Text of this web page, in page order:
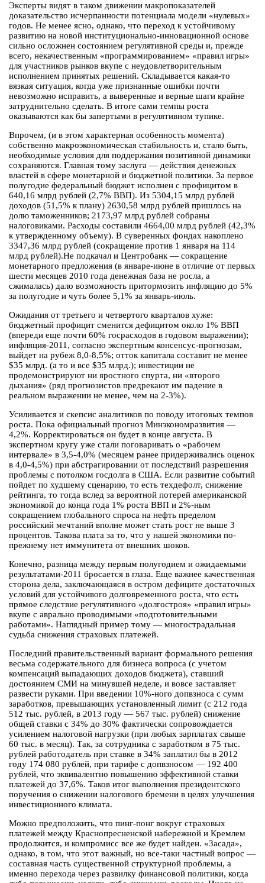
Эксперты видят в таком движении макропоказателей
доказательство исчерпанности потенциала модели «нулевых»
годов. Не менее ясно, однако, что переход к устойчивому
развитию на новой институционально-инновационной основе
сильно осложнен состоянием регулятивной среды и, прежде
всего, некачественным «программированием» «правил игры»
для участников рынков вкупе с неудовлетворительным
исполнением принятых решений. Складывается какая-то
вязкая ситуация, когда уже признанные ошибки почти
невозможно исправить, а выверенные и верные шаги крайне
затруднительно сделать. В итоге сами темпы роста
оказываются как бы запертыми в регулятивном тупике.
Впрочем, (и в этом характерная особенность момента)
собственно макроэкономическая стабильность и, стало быть,
необходимые условия для поддержания позитивной динамики
сохраняются. Главная тому заслуга — действия денежных
властей в сфере монетарной и бюджетной политики. За первое
полугодие федеральный бюджет исполнен с профицитом в
640,16 млрд рублей (2,7% ВВП). Из 5304,15 млрд рублей
доходов (51,5% к плану) 2630,58 млрд рублей пришлось на
долю таможенников; 2173,97 млрд рублей собраны
налоговиками. Расходы составили 4664,00 млрд рублей (42,3%
к утвержденному объему). В суверенных фондах накоплено
3347,36 млрд рублей (сокращение против 1 января на 114
млрд рублей).Не подкачал и Центробанк — сокращение
монетарного предложения (в январе-июне в отличие от первых
шести месяцев 2010 года денежная база не росла, а
сжималась) дало возможность притормозить инфляцию до 5%
за полугодие и чуть более 5,1% за январь-июль.
Ожидания от третьего и четвертого кварталов хуже:
бюджетный профицит сменится дефицитом около 1% ВВП
(впереди еще почти 60% госрасходов в годовом выражении);
инфляция-2011, согласно экспертным консенсус-прогнозам,
выйдет на рубеж 8,0-8,5%; отток капитала составит не менее
$35 млрд. (а то и все $35 млрд.); инвестиции не
продемонстрируют ни яростного спурта, ни «второго
дыхания» (ряд прогнозистов предрекают им падение в
реальном выражении не менее, чем на 2-3%).
Усиливается и скепсис аналитиков по поводу итоговых темпов
роста. Пока официальный прогноз Минэкономразвития —
4,2%. Корректироваться он будет в конце августа. В
экспертном кругу уже стали поговаривать о «рабочем
интервале» в 3,5-4,0% (месяцем ранее придерживались оценок
в 4,0-4,5%) при абстрагировании от последствий разрешения
проблемы с потолком госдолга в США. Если развитие событий
пойдет по худшему сценарию, то есть техдефолт, снижение
рейтинга, то тогда вслед за вероятной потерей американской
экономикой до конца года 1% роста ВВП и 2%-ным
сокращением глобального спроса на нефть пределом
российский мечтаний вполне может стать рост не выше 3
процентов. Такова плата за то, что у нашей экономики по-
прежнему нет иммунитета от внешних шоков.
Конечно, разница между первым полугодием и ожидаемыми
результатами-2011 бросается в глаза. Еще важнее качественная
сторона дела, заключающаяся в остром дефиците достаточных
условий для устойчивого долговременного роста, что есть
прямое следствие регулятивного «долгостроя» «правил игры»
вкупе с аврально проводимыми «подготовительными
работами». Наглядный пример тому — многострадальная
судьба снижения страховых платежей.
Последний правительственный вариант формального решения
весьма содержательного для бизнеса вопроса (с учетом
компенсаций выпадающих доходов бюджета), ставший
достоянием СМИ на минувшей неделе, и вовсе заставляет
развести руками. При введении 10%-ного допвзноса с сумм
заработков, превышающих установленный лимит (с 212 года
512 тыс. рублей, в 2013 году — 567 тыс. рублей) снижение
общей ставки с 34% до 30% фактически сопровождается
усилением налоговой нагрузки (при любых зарплатах свыше
60 тыс. в месяц). Так, за сотрудника с заработком в 75 тыс.
рублей работодатель при ставке в 34% заплатил бы в 2012
году 174 080 рублей, при тарифе с допвзносом — 192 400
рублей, что эквивалентно повышению эффективной ставки
платежей до 37,6%. Таков итог выполнения президентского
поручения о снижении налогового бремени в целях улучшения
инвестиционного климата.
Можно предположить, что пинг-понг вокруг страховых
платежей между Краснопресненской набережной и Кремлем
продолжится, и компромисс все же будет найден. «Засада»,
однако, в том, что этот важный, но все-таки частный вопрос —
составная часть существенной структурной проблемы, а
именно перехода через развилку финансовой политики, когда